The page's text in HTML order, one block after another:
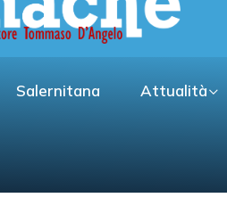
Salernitana Attualità